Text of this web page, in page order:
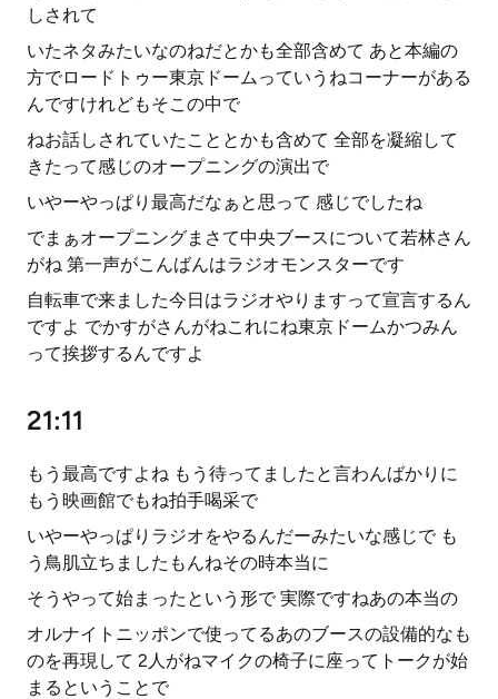
しされて
いたネタみたいなのねだとかも全部含めて あと本編の
方でロードトゥー東京ドームっていうねコーナーがある
んですけれどもそこの中で
ねお話しされていたこととかも含めて 全部を凝縮して
きたって感じのオープニングの演出で
いやーやっぱり最高だなぁと思って 感じでしたね
でまぁオープニングまさて中央ブースについて若林さん
がね 第一声がこんばんはラジオモンスターです
自転車で来ました今日はラジオやりますって宣言するん
ですよ でかすがさんがねこれにね東京ドームかつみん
って挨拶するんですよ
21:11
もう最高ですよね もう待ってましたと言わんばかりに
もう映画館でもね拍手喝采で
いやーやっぱりラジオをやるんだーみたいな感じで も
う鳥肌立ちましたもんねその時本当に
そうやって始まったという形で 実際ですねあの本当の
オルナイトニッポンで使ってるあのブースの設備的なも
のを再現して 2人がねマイクの椅子に座ってトークが始
まるということで